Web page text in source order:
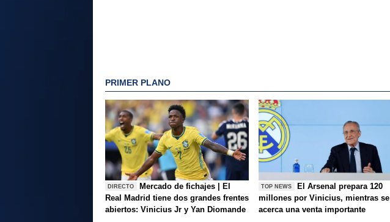
PRIMER PLANO
DIRECTO
Mercado de fichajes | El
Real Madrid tiene dos grandes frentes
abiertos: Vinicius Jr y Yan Diomande
TOP NEWS
El Arsenal prepara 120
millones por Vinicius, mientras se
acerca una venta importante